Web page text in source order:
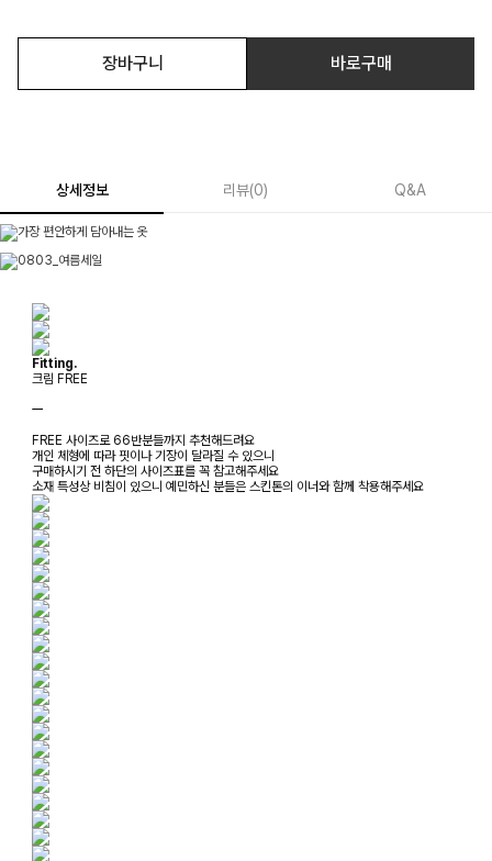
장바구니 바로구매
상세정보 리뷰(0) Q&A
Fitting.
크림 FREE
ㅡ
FREE 사이즈로 66반분들까지 추천해드려요
개인 체형에 따라 핏이나 기장이 달라질 수 있으니
구매하시기 전 하단의 사이즈표를 꼭 참고해주세요
소재 특성상 비침이 있으니 예민하신 분들은 스킨톤의 이너와 함께 착용해주세요